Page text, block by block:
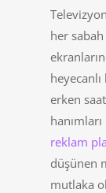
her
erken
reklam
düşünen
mutlaka